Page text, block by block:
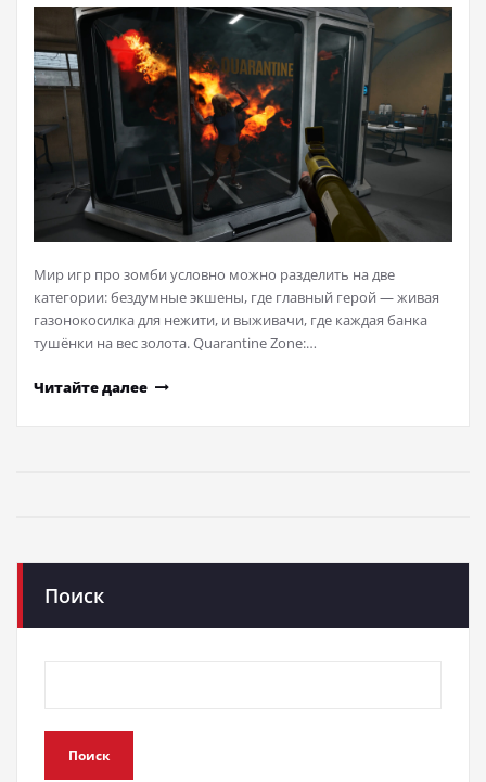
Мир игр про зомби условно можно разделить на две
категории: бездумные экшены, где главный герой — живая
газонокосилка для нежити, и выживачи, где каждая банка
тушёнки на вес золота. Quarantine Zone:…
Читайте далее
Поиск
Поиск